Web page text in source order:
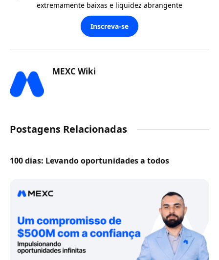
extremamente baixas e liquidez abrangente
Inscreva-se
MEXC Wiki
Postagens Relacionadas
100 dias: Levando oportunidades a todos